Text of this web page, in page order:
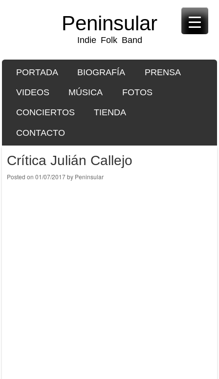
Peninsular
Indie Folk Band
Menu
SKIP TO CONTENT
PORTADA BIOGRAFÍA PRENSA
VIDEOS MÚSICA FOTOS
CONCIERTOS TIENDA
CONTACTO
Crítica Julián Callejo
Posted on 01/07/2017by Peninsular